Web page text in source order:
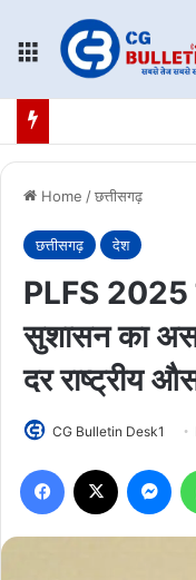
Menu
Home /छत्तीसगढ़
छत्तीसगढ़ देश
PLFS 2025
सुशासन का
दर राष्ट्रीय
CG Bulletin Desk1
Facebook